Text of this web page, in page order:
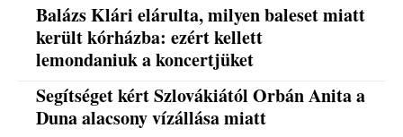
Balázs Klári elárulta, milyen baleset miatt
került kórházba: ezért kellett
lemondaniuk a koncertjüket
Segítséget kért Szlovákiától Orbán Anita a
Duna alacsony vízállása miatt